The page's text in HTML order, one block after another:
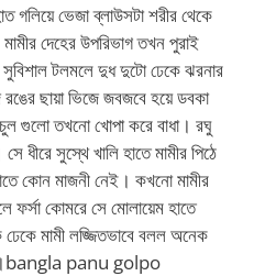
গলিয়ে ভেজা ব্লাউসটা শরীর থেকে
দেহের উপরিভাগ তখন পুরাই
টলমলে দুধ দুটো ঢেকে ঝরনার
ছায়া ভিজে জবজবে হয়ে ডবকা
গুলো তখনো খোপা করে বাধা। রঘু
সুস্থে খালি হাতে মামীর পিঠে
কোন মাজনী নেই। কখনো মামীর
ফর্সা কোমরে সে মোলায়েম হাতে
মামী লজ্জিতভাবে বলল অনেক
panu golpo